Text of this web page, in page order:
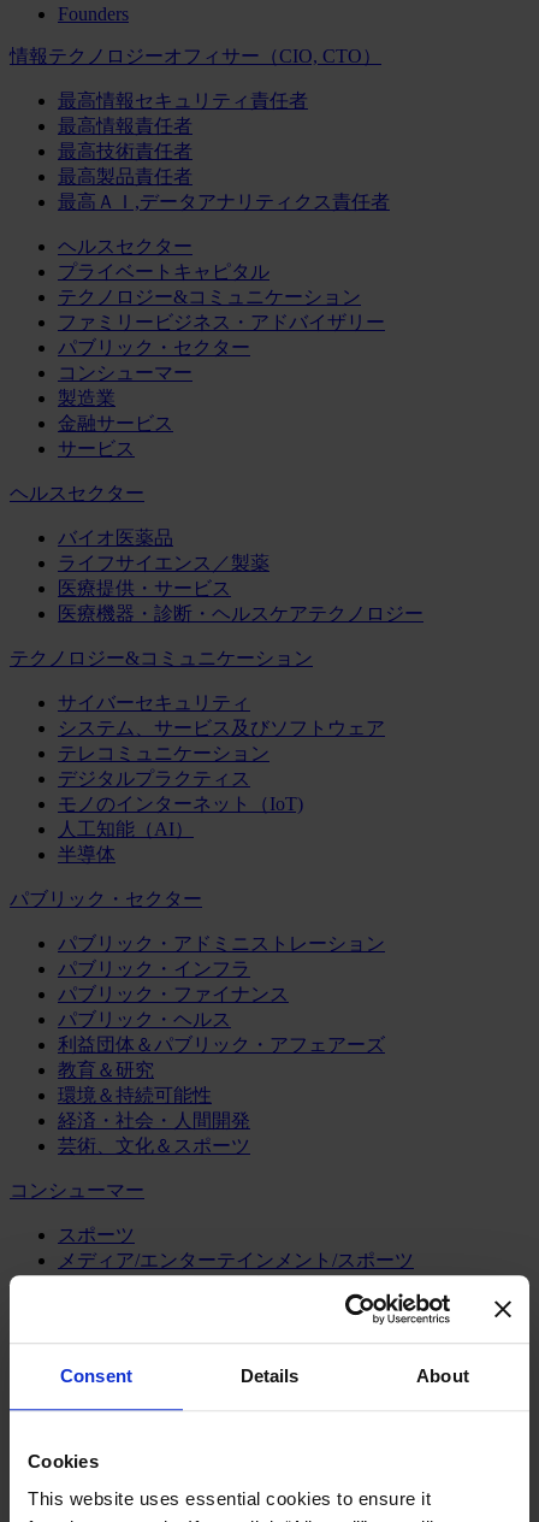
Consent Details About
Cookies
This website uses essential cookies to ensure it
Founders
情報テクノロジーオフィサー（CIO, CTO）
最高情報セキュリティ責任者
最高情報責任者
最高技術責任者
最高製品責任者
最高ＡＩ,データアナリティクス責任者
ヘルスセクター
プライベートキャピタル
テクノロジー&コミュニケーション
ファミリービジネス・アドバイザリー
パブリック・セクター
コンシューマー
製造業
金融サービス
サービス
ヘルスセクター
バイオ医薬品
ライフサイエンス／製薬
医療提供・サービス
医療機器・診断・ヘルスケアテクノロジー
テクノロジー&コミュニケーション
サイバーセキュリティ
システム、サービス及びソフトウェア
テレコミュニケーション
デジタルプラクティス
モノのインターネット（IoT)
人工知能（AI）
半導体
パブリック・セクター
パブリック・アドミニストレーション
パブリック・インフラ
パブリック・ファイナンス
パブリック・ヘルス
利益団体＆パブリック・アフェアーズ
教育＆研究
環境＆持続可能性
経済・社会・人間開発
芸術、文化＆スポーツ
コンシューマー
スポーツ
メディア/エンターテインメント/スポーツ
製造業
化学・プロセス産業
自動車・輸送機器